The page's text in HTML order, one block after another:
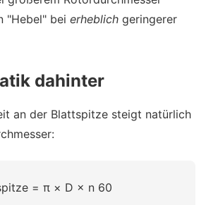
"Hebel" bei erheblich geringerer
dahinter
an der Blattspitze steigt natürlich
= π × D × n 60